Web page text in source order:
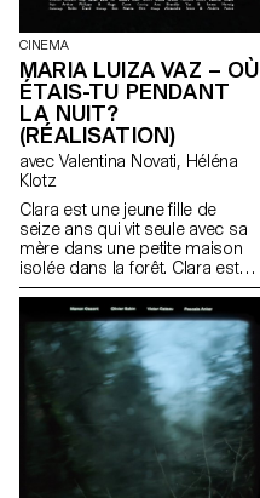
CINEMA
MARIA LUIZA VAZ – OÙ
ÉTAIS-TU PENDANT
LA NUIT?
(RÉALISATION)
avec Valentina Novati, Héléna
Klotz
Clara est une jeune fille de
seize ans qui vit seule avec sa
mère dans une petite maison
isolée dans la forêt. Clara est
pleine de vitalité, mais sa mère,
dépressive, l’empêche de
s’émanciper. La rencontre avec
un mystérieux garçon dans la
forêt va mener Clara à
transgresser son quotidien.